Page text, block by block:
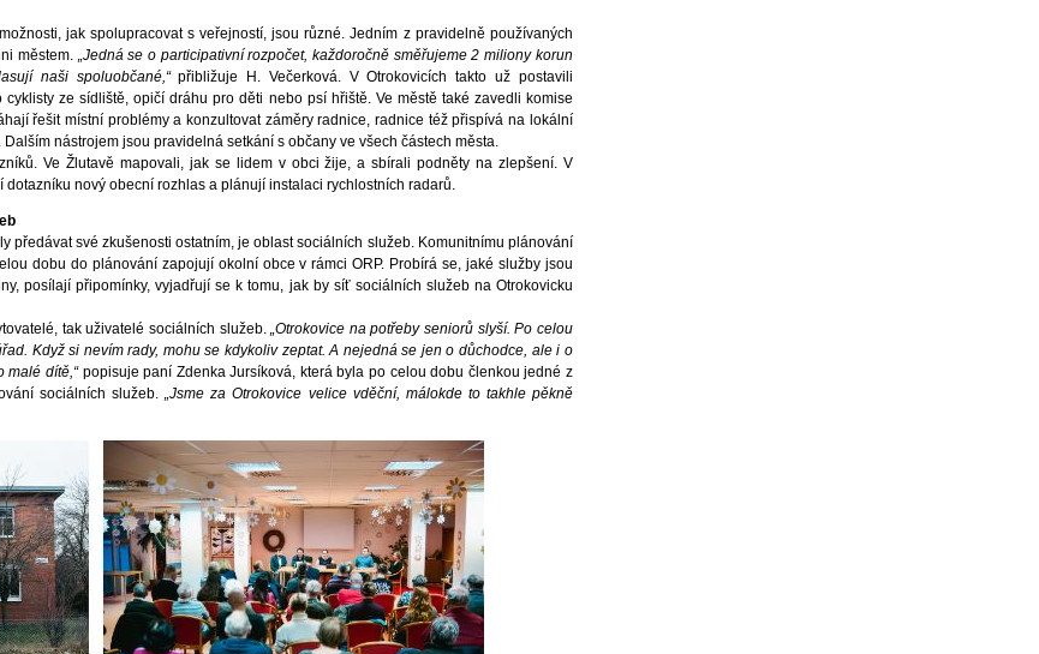
jak spolupracovat s veřejností, jsou různé. Jedním z pravidelně používaných
městem. „Jedná se o participativní rozpočet, každoročně směřujeme 2 miliony korun
naši spoluobčané,“přibližuje H. Večerková. V Otrokovicích takto už postavili
ze sídliště, opičí dráhu pro děti nebo psí hřiště. Ve městě také zavedli komise
řešit místní problémy a konzultovat záměry radnice, radnice též přispívá na lokální
nástrojem jsou pravidelná setkání s občany ve všech částech města.
Ve Žlutavě mapovali, jak se lidem v obci žije, a sbírali podněty na zlepšení. V
nový obecní rozhlas a plánují instalaci rychlostních radarů.
předávat své zkušenosti ostatním, je oblast sociálních služeb. Komunitnímu plánování
dobu do plánování zapojují okolní obce v rámci ORP. Probírá se, jaké služby jsou
posílají připomínky, vyjadřují se k tomu, jak by síť sociálních služeb na Otrokovicku
tak uživatelé sociálních služeb.„Otrokovice na potřeby seniorů slyší. Po celou
Když si nevím rady, mohu se kdykoliv zeptat. A nejedná se jen o důchodce, ale i o
malé dítě,“ popisuje paní Zdenka Jursíková, která byla po celou dobu členkou jedné z
sociálních služeb.„Jsme za Otrokovice velice vděční, málokde to takhle pěkně